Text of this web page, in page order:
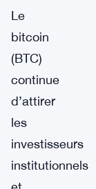
Le
bitcoin
(BTC)
continue
d’attirer
les
investisseurs
institutionnels